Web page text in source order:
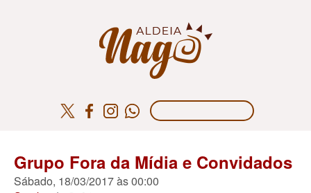
Grupo Fora da Mídia e Convidados
Sábado, 18/03/2017 às 00:00